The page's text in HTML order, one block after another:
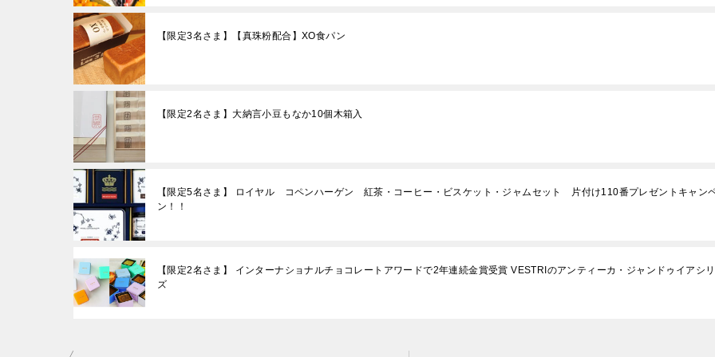
【限定3名さま】【真珠粉配合】XO食パン
【限定2名さま】大納言小豆もなか10個木箱入
【限定5名さま】 ロイヤル コペンハーゲン 紅茶・コーヒー・ビスケット・ジャムセット 片付け110番プレゼントキャン
ン！！
【限定2名さま】 インターナショナルチョコレートアワードで2年連続金賞受賞 VESTRIのアンティーカ・ジャンドゥイアシ
ズ